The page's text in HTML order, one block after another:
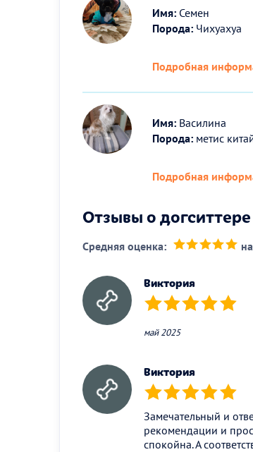
Имя: Семен
Порода: Чихуахуа
Подробная
Имя: Василина
Порода: метис
Подробная
Отзывы о догситтере
Средняя оценка:
Виктория
(*) (*) (*) (*) (*)
май 2025
Виктория
(*) (*) (*) (*) (*)
Замечательный и
рекомендации и
спокойна. А